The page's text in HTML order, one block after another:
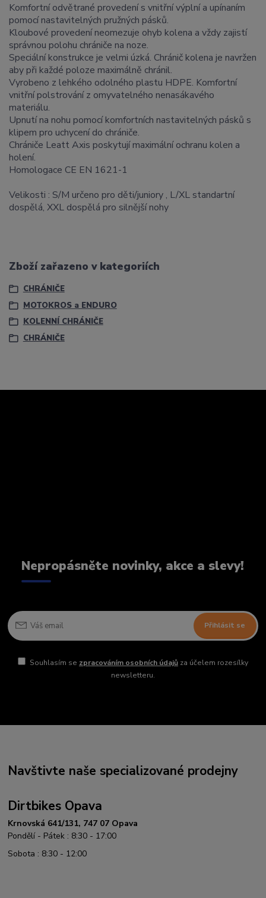
Komfortní odvětrané provedení s vnitřní výplní a upínaním
pomocí nastavitelných pružných pásků.
Kloubové provedení neomezuje ohyb kolena a vždy zajistí
správnou polohu chrániče na noze.
Speciální konstrukce je velmi úzká. Chránič kolena je navržen
aby při každé poloze maximálně chránil.
Vyrobeno z lehkého odolného plastu HDPE. Komfortní
vnitřní polstrování z omyvatelného nenasákavého
materiálu.
Upnutí na nohu pomocí komfortních nastavitelných pásků s
klipem pro uchycení do chrániče.
Chrániče Leatt Axis poskytují maximální ochranu kolen a
holení.
Homologace CE EN 1621-1
Velikosti : S/M určeno pro děti/juniory , L/XL standartní
dospělá, XXL dospělá pro silnější nohy
Zboží zařazeno v kategoriích
CHRÁNIČE
MOTOKROS a ENDURO
KOLENNÍ CHRÁNIČE
CHRÁNIČE
Nepropásněte novinky, akce a slevy!
Přihlásit se
Souhlasím se zpracováním osobních údajůza účelem rozesílky
newsletteru.
Navštivte naše specializované prodejny
Dirtbikes Opava
Krnovská 641/131, 747 07 Opava
Pondělí - Pátek : 8:30 - 17:00
Sobota : 8:30 - 12:00